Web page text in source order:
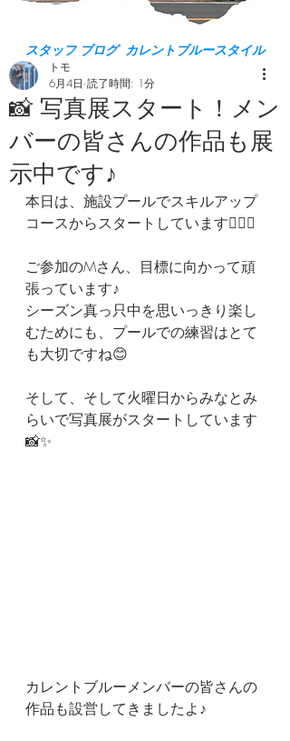
スタッフ ブログ カレントブルースタイル
📸 写真展スタート！メン
バーの皆さんの作品も展
示中です♪
トモ
6月4日 読了時間: 1分
本日は、施設プールでスキルアップ
コースからスタートしています🏊‍♂️✨
ご参加のMさん、目標に向かって頑
張っています♪
シーズン真っ只中を思いっきり楽し
むためにも、プールでの練習はとて
も大切ですね😊
そして、そして火曜日からみなとみ
らいで写真展がスタートしています
📸✨
カレントブルーメンバーの皆さんの
作品も設営してきましたよ♪